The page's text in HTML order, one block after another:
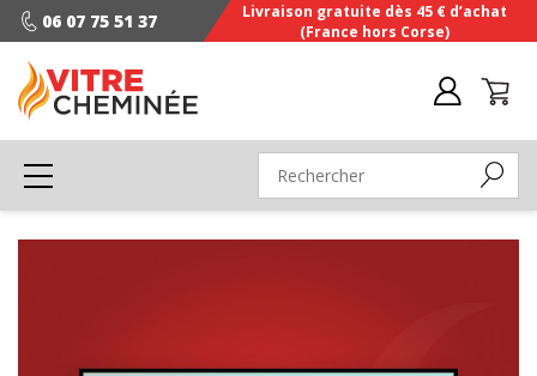
06 07 75 51 37
Livraison gratuite dès 45 € d’achat
(France hors Corse)